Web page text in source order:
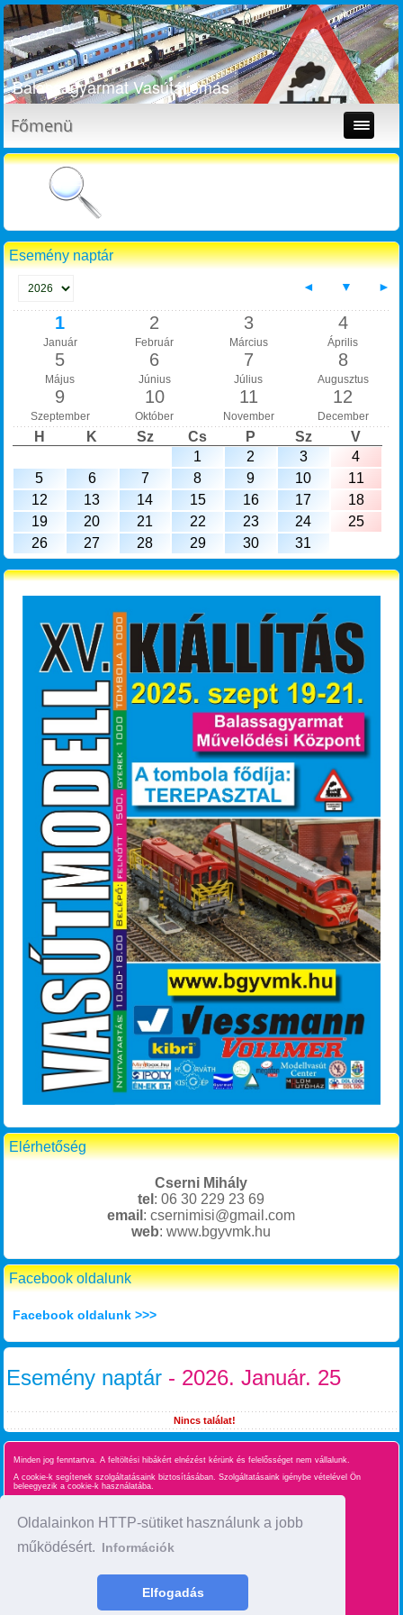
Oldalainkon HTTP-sütiket használunk a jobb
működésért. Információk
Elfogadás
Balassagyarmat Vasútállomás
Főmenü
Esemény naptár
◄ ▼ ►
1
Január
2
Február
3
Március
4
Április
5
Május
6
Június
7
Július
8
Augusztus
9
Szeptember
10
Október
11
November
12
December
H K Sz Cs P Sz
V
1
2 3
4
5
6 7 8 9 10
11
12
13 14 15 16 17
18
19
20 21 22 23 24
25
26
27 28 29 30 31
Elérhetőség
Cserni Mihály
tel : 06 30 229 23 69
email : csernimisi@gmail.com
web: www.bgyvmk.hu
Facebook oldalunk
Facebook oldalunk >>>
Esemény naptár - 2026. Január. 25
Nincs találat!
Minden jog fenntartva. A feltöltési hibákért elnézést kérünk és felelősséget nem vállalunk.
A cookie-k segítenek szolgáltatásaink biztosításában. Szolgáltatásaink igénybe vételével Ön
beleegyezik a cookie-k használatába.
Oldaltérkép